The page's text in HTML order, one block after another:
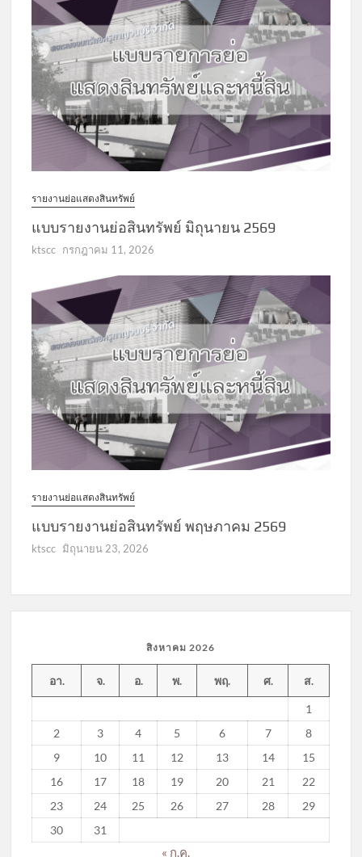
รายงานย่อแสดงสินทรัพย์
แบบรายงานย่อสินทรัพย์ มิถุนายน 2569
ktscc กรกฎาคม 11, 2026
รายงานย่อแสดงสินทรัพย์
แบบรายงานย่อสินทรัพย์ พฤษภาคม 2569
ktscc มิถุนายน 23, 2026
สิงหาคม 2026
อา. จ. อ. พ. พฤ. ศ. ส.
1
2
3 4 5 6 7
8
9
10 11 12 13 14
15
16
17 18 19 20 21
22
23
24 25 26 27 28
29
30
31
« ก.ค.